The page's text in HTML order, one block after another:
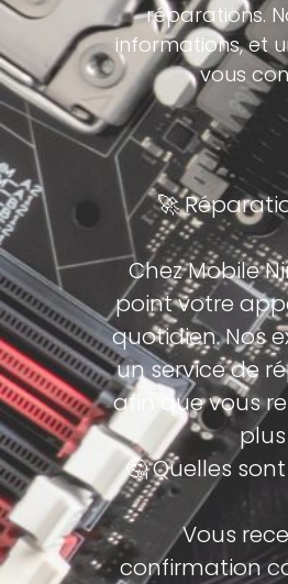
réparations.
informations, et
vous
🚀
Chez Mobile
point votre
quotidien. Nos
un service de
afin que vous
🤔 Quelles
Vous
confirmation